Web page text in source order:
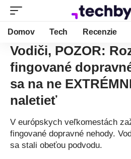
Domov Tech Recenzie
Vodiči, POZOR:
fingované
sa na ne
naletieť
V európskych veľkomestách
fingované dopravné nehody.
sa stali obeťou podvodu.